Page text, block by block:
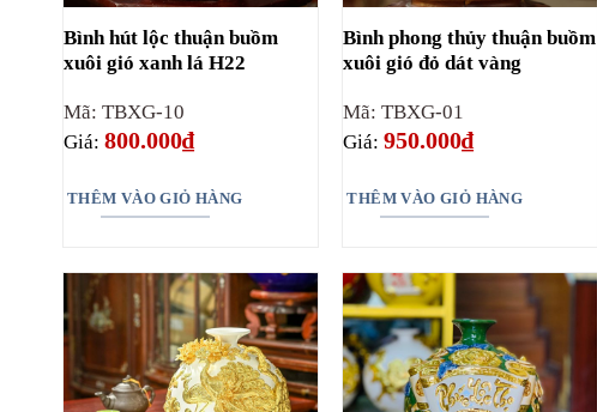
Bình hút lộc thuận buồm
xuôi gió xanh lá H22
Mã: TBXG-10
Giá: 800.000₫
THÊM VÀO GIỎ HÀNG
Bình phong thủy thuận buồm
xuôi gió đỏ dát vàng
Mã: TBXG-01
Giá:950.000₫
THÊM VÀO GIỎ HÀNG